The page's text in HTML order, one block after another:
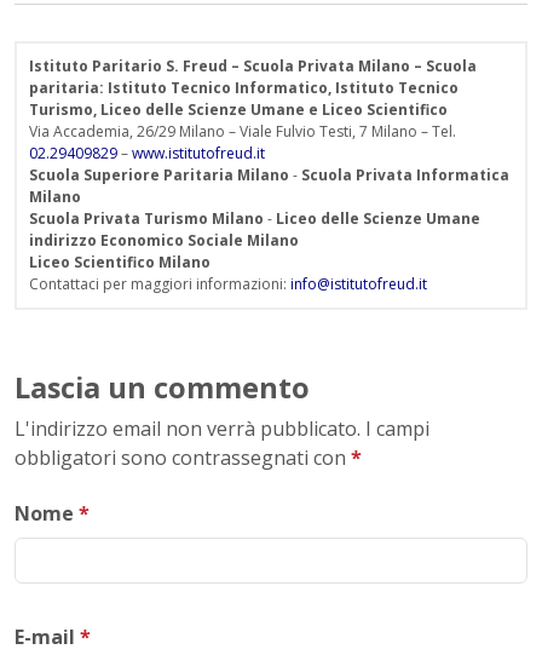
Istituto Paritario S. Freud – Scuola Privata Milano – Scuola
paritaria: Istituto Tecnico Informatico, Istituto Tecnico
Turismo, Liceo delle Scienze Umane e Liceo Scientifico
Via Accademia, 26/29 Milano – Viale Fulvio Testi, 7 Milano – Tel.
02.29409829–www.istitutofreud.it
Scuola Superiore Paritaria Milano - Scuola Privata Informatica
Milano
Scuola Privata Turismo Milano - Liceo delle Scienze Umane
indirizzo Economico Sociale Milano
Liceo Scientifico Milano
Contattaci per maggiori informazioni: info@istitutofreud.it
Lascia un commento
L'indirizzo email non verrà pubblicato. I campi
obbligatori sono contrassegnati con *
Nome *
E-mail *